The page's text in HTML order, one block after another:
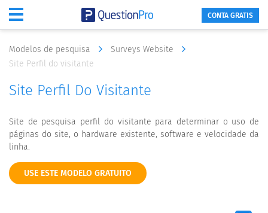
CONTA GRATIS
Modelos de pesquisa
Surveys Website
Site Perfil do visitante
Site Perfil Do Visitante
Site de pesquisa perfil do visitante para determinar o uso de
páginas do site, o hardware existente, software e velocidade da
linha.
USE ESTE MODELO GRATUITO